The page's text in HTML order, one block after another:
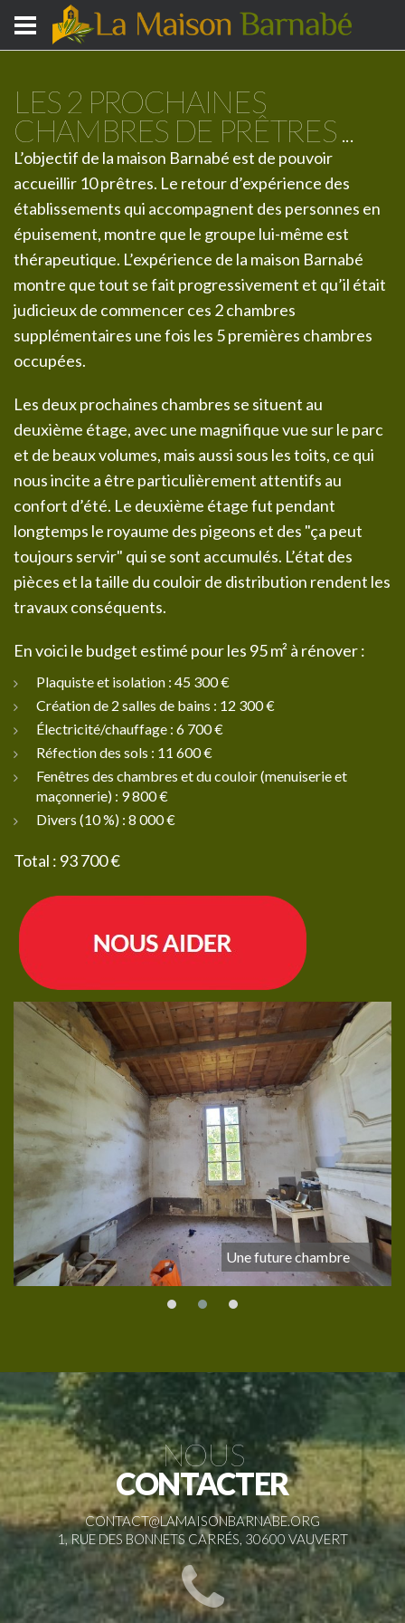
LES 2 PROCHAINES
CHAMBRES DE PRÊTRES ...
L’objectif de la maison Barnabé est de pouvoir
accueillir 10 prêtres. Le retour d’expérience des
établissements qui accompagnent des personnes en
épuisement, montre que le groupe lui-même est
thérapeutique. L’expérience de la maison Barnabé
montre que tout se fait progressivement et qu’il était
judicieux de commencer ces 2 chambres
supplémentaires une fois les 5 premières chambres
occupées.
Les deux prochaines chambres se situent au
deuxième étage, avec une magnifique vue sur le parc
et de beaux volumes, mais aussi sous les toits, ce qui
nous incite a être particulièrement attentifs au
confort d’été. Le deuxième étage fut pendant
longtemps le royaume des pigeons et des "ça peut
toujours servir" qui se sont accumulés. L’état des
pièces et la taille du couloir de distribution rendent les
travaux conséquents.
En voici le budget estimé pour les 95 m² à rénover :
Plaquiste et isolation : 45 300 €
Création de 2 salles de bains : 12 300 €
Électricité/chauffage : 6 700 €
Réfection des sols : 11 600 €
Fenêtres des chambres et du couloir (menuiserie et
maçonnerie) : 9 800 €
Divers (10 %) : 8 000 €
Total : 93 700 €
Une future chambre
NOUS
CONTACTER
CONTACT@LAMAISONBARNABE.ORG
1, RUE DES BONNETS CARRÉS, 30600 VAUVERT